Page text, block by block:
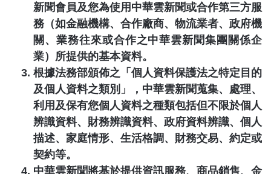
新聞會員及您為使用 中華雲新聞或合作第三方服
務（如金融機構、合作廠商、物流業者、政府機
關、業務往來或合作之中華雲新聞集團關係企
業）所提供的基本資料。
根據法務部頒佈之「個人資料保護法之特定目的
及個人資料之類別」， 中華雲新聞蒐集、處理、
利用及保有您個人資料之種類包括但不限於個人
辨識資料、財務辨識資料、政府資料辨識、個人
描述、家庭情形、生活格調、財務交易、約定或
契約等。
中華雲新聞將基於提供資訊服務、商品銷售、金